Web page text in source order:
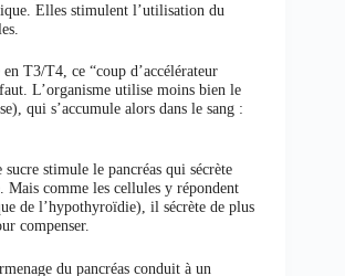
Elles stimulent l’utilisation du
T3/T4, ce “coup d’accélérateur
L’organisme utilise moins bien le
qui s’accumule alors dans le sang :
sucre stimule le pancréas qui sécrète
Mais comme les cellules y répondent
de l’hypothyroïdie), il sécrète de plus
compenser.
du pancréas conduit à un